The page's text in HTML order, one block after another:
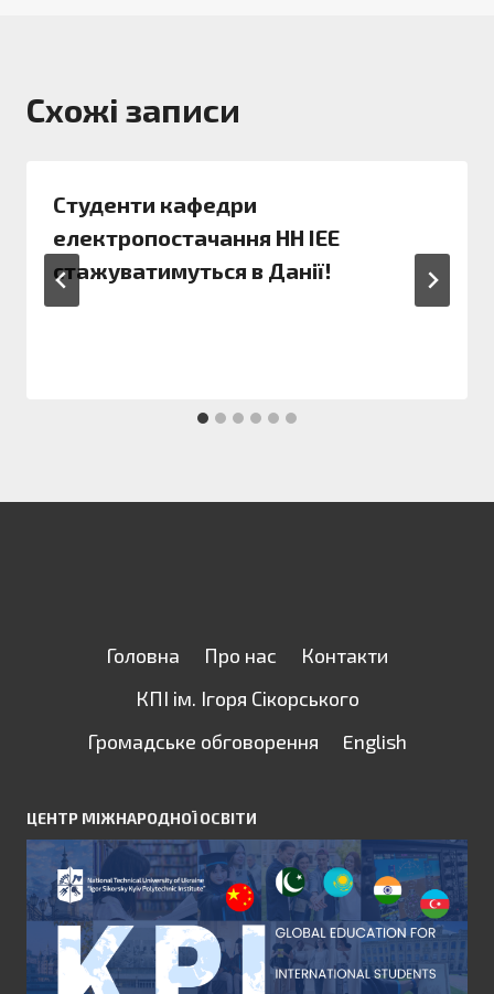
Схожі записи
Студенти кафедри
електропостачання НН ІЕЕ
стажуватимуться в Данії!
Головна Про нас
Контакти
КПІ ім. Ігоря Сікорського
Громадське обговорення
English
ЦЕНТР МІЖНАРОДНОЇ ОСВІТИ